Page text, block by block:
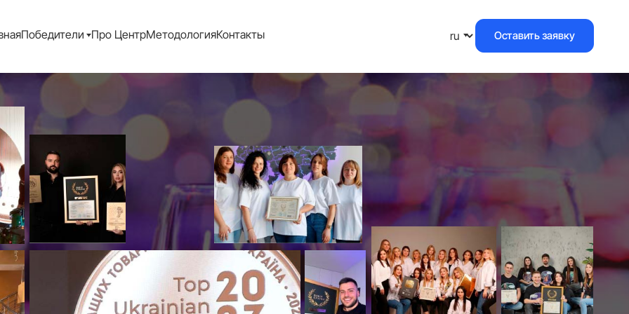
Победители Про ЦентрМетодологияКонтакты Оставить заявку